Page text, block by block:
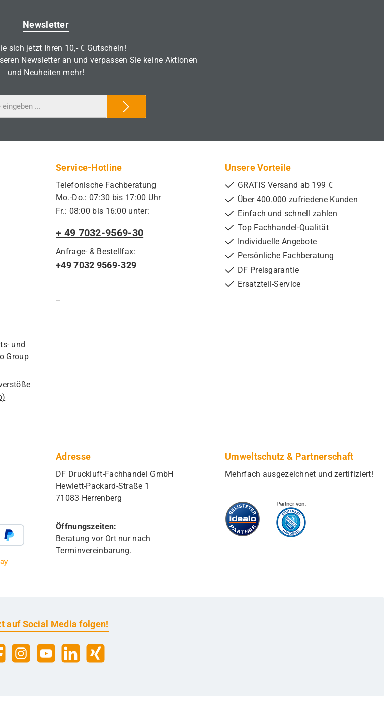
Newsletter
sich jetzt Ihren 10,- € Gutschein!
Newsletter an und verpassen Sie keine Aktionen
und Neuheiten mehr!
Service-Hotline
Telefonische Fachberatung
Mo.-Do.: 07:30 bis 17:00 Uhr
Fr.: 08:00 bis 16:00 unter:
+ 49 7032-9569-30
Anfrage- & Bestellfax:
+49 7032 9569-329
und
Group
Unsere Vorteile
GRATIS Versand ab 199 €
Über 400.000 zufriedene Kunden
Einfach und schnell zahlen
Top Fachhandel-Qualität
Individuelle Angebote
Persönliche Fachberatung
DF Preisgarantie
Ersatzteil-Service
Adresse
DF Druckluft-Fachhandel GmbH
Hewlett-Packard-Straße 1
71083 Herrenberg
Öffnungszeiten:
Beratung vor Ort nur nach
Terminvereinbarung.
Umweltschutz & Partnerschaft
Mehrfach ausgezeichnet und zertifiziert!
auf Social Media folgen!
InstagramYouTubeLinkedInXing